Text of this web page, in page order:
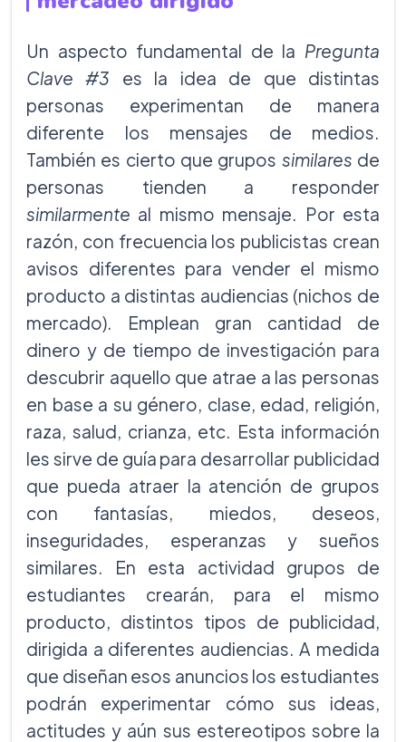
Un aspecto fundamental de la Pregunta
Clave #3 es la idea de que distintas
personas experimentan de manera
diferente los mensajes de medios.
También es cierto que grupos similares de
personas tienden a responder
similarmente al mismo mensaje. Por esta
razón, con frecuencia los publicistas crean
avisos diferentes para vender el mismo
producto a distintas audiencias (nichos de
mercado). Emplean gran cantidad de
dinero y de tiempo de investigación para
descubrir aquello que atrae a las personas
en base a su género, clase, edad, religión,
raza, salud, crianza, etc. Esta información
les sirve de guía para desarrollar publicidad
que pueda atraer la atención de grupos
con fantasías, miedos, deseos,
inseguridades, esperanzas y sueños
similares. En esta actividad grupos de
estudiantes crearán, para el mismo
producto, distintos tipos de publicidad,
dirigida a diferentes audiencias. A medida
que diseñan esos anuncios los estudiantes
podrán experimentar cómo sus ideas,
actitudes y aún sus estereotipos sobre la